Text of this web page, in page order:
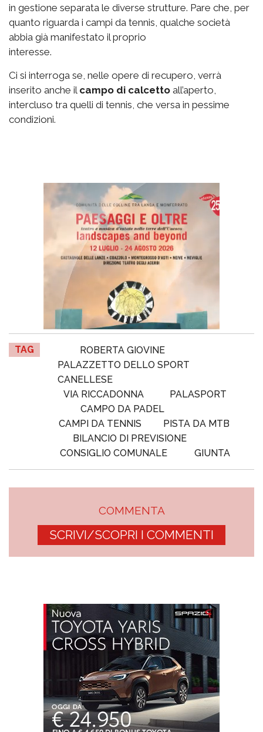
in gestione separata le diverse strutture. Pare che, per
quanto riguarda i campi da tennis, qualche società
abbia già manifestato il proprio
interesse.
Ci si interroga se, nelle opere di recupero, verrà
inserito anche il campo di calcetto all’aperto,
intercluso tra quelli di tennis, che versa in pessime
condizioni.
TAG
ROBERTA GIOVINE
PALAZZETTO DELLO SPORT
CANELLESE
VIA RICCADONNA
PALASPORT
CAMPO DA PADEL
CAMPI DA TENNIS
PISTA DA MTB
BILANCIO DI PREVISIONE
CONSIGLIO COMUNALE
GIUNTA
COMMENTA
SCRIVI/SCOPRI I COMMENTI